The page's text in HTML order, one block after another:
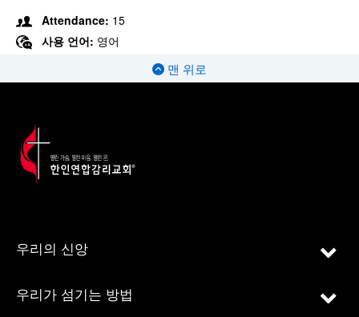
Attendance: 15
사용 언어: 영어
맨 위로
우리의 신앙
우리가 섬기는 방법